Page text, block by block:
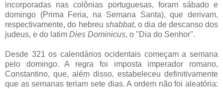
incorporadas nas colônias portuguesas, foram sábado e
domingo (Prima Feria, na Semana Santa), que derivam,
respectivamente, do hebreu shabbat, o dia de descanso dos
judeus, e do latim Dies Dominicus, o "Dia do Senhor".
Desde 321 os calendários ocidentais começam a semana
pelo domingo. A regra foi imposta imperador romano,
Constantino, que, além disso, estabeleceu definitivamente
que as semanas teriam sete dias. A ordem não foi aleatória: